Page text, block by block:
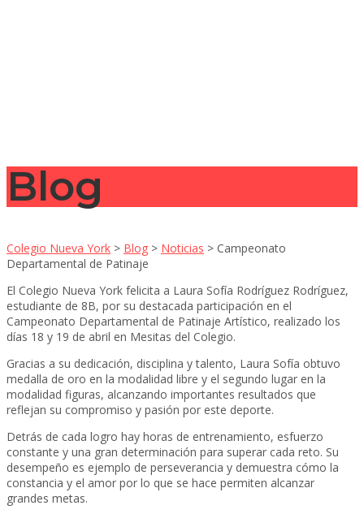
Blog
Colegio Nueva York > Blog > Noticias > Campeonato
Departamental de Patinaje
El Colegio Nueva York felicita a Laura Sofía Rodríguez Rodríguez,
estudiante de 8B, por su destacada participación en el
Campeonato Departamental de Patinaje Artístico, realizado los
días 18 y 19 de abril en Mesitas del Colegio.
Gracias a su dedicación, disciplina y talento, Laura Sofía obtuvo
medalla de oro en la modalidad libre y el segundo lugar en la
modalidad figuras, alcanzando importantes resultados que
reflejan su compromiso y pasión por este deporte.
Detrás de cada logro hay horas de entrenamiento, esfuerzo
constante y una gran determinación para superar cada reto. Su
desempeño es ejemplo de perseverancia y demuestra cómo la
constancia y el amor por lo que se hace permiten alcanzar
grandes metas.